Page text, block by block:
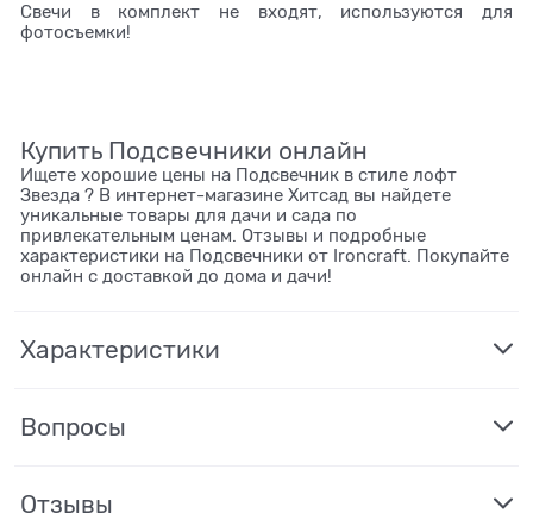
Свечи в комплект не входят, используются для
фотосъемки!
Купить Подсвечники онлайн
Ищете хорошие цены на Подсвечник в стиле лофт
Звезда ? В интернет-магазине Хитсад вы найдете
уникальные товары для дачи и сада по
привлекательным ценам. Отзывы и подробные
характеристики на Подсвечники от Ironcraft. Покупайте
онлайн с доставкой до дома и дачи!
Характеристики
Вопросы
Отзывы